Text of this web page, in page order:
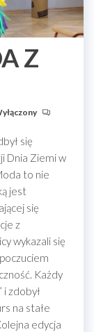
Z
się
Dnia Ziemi w
to nie
jest
się
z
wykazali się
Każdy
i zdobył
na stałe
edycja